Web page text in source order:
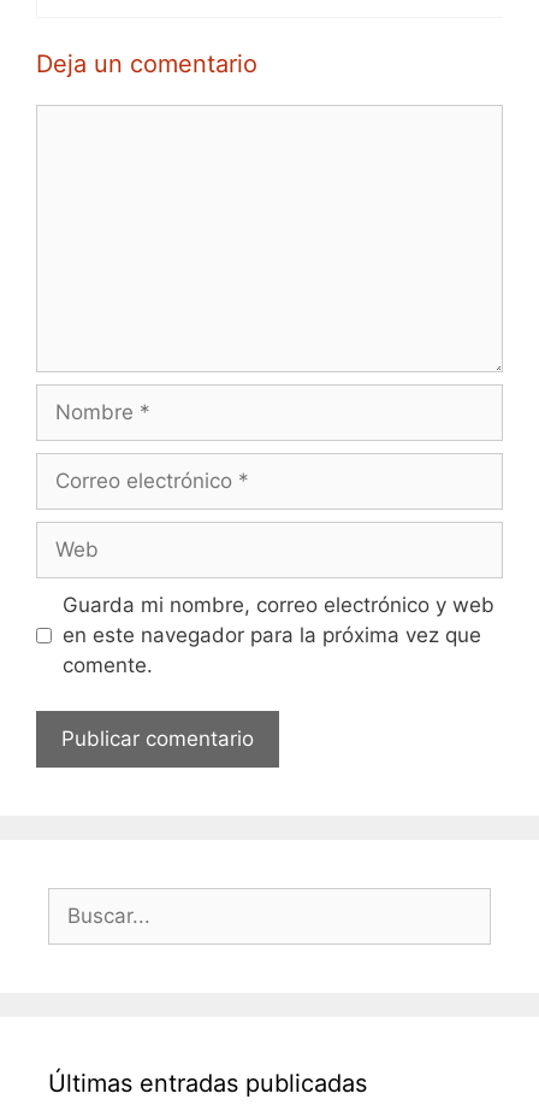
Deja un comentario
electrónico
Guarda mi nombre, correo electrónico y web
en este navegador para la próxima vez que
comente.
Buscar:
Últimas entradas publicadas